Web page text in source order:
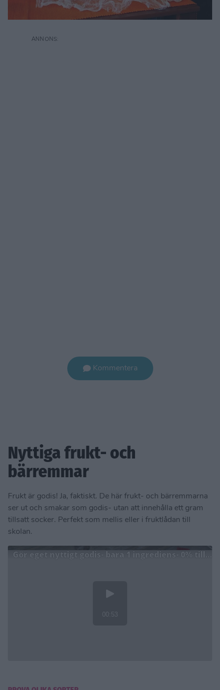
Kommentera
Nyttiga frukt- och
bärremmar
Frukt är godis! Ja, faktiskt. De här frukt- och bärremmarna
ser ut och smakar som godis- utan att innehålla ett gram
tillsatt socker. Perfekt som mellis eller i fruktlådan till
skolan.